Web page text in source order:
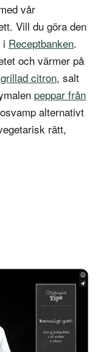
vår
Vill du göra den
i Receptbanken.
och värmer på
grillad citron, salt
peppar från
alternativt
rätt,